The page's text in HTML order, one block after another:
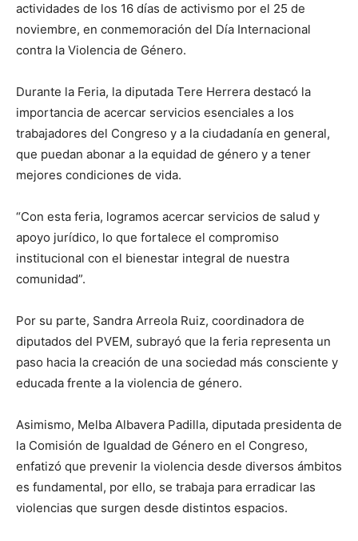
actividades de los 16 días de activismo por el 25 de
noviembre, en conmemoración del Día Internacional
contra la Violencia de Género.
Durante la Feria, la diputada Tere Herrera destacó la
importancia de acercar servicios esenciales a los
trabajadores del Congreso y a la ciudadanía en general,
que puedan abonar a la equidad de género y a tener
mejores condiciones de vida.
“Con esta feria, logramos acercar servicios de salud y
apoyo jurídico, lo que fortalece el compromiso
institucional con el bienestar integral de nuestra
comunidad”.
Por su parte, Sandra Arreola Ruiz, coordinadora de
diputados del PVEM, subrayó que la feria representa un
paso hacia la creación de una sociedad más consciente y
educada frente a la violencia de género.
Asimismo, Melba Albavera Padilla, diputada presidenta de
la Comisión de Igualdad de Género en el Congreso,
enfatizó que prevenir la violencia desde diversos ámbitos
es fundamental, por ello, se trabaja para erradicar las
violencias que surgen desde distintos espacios.